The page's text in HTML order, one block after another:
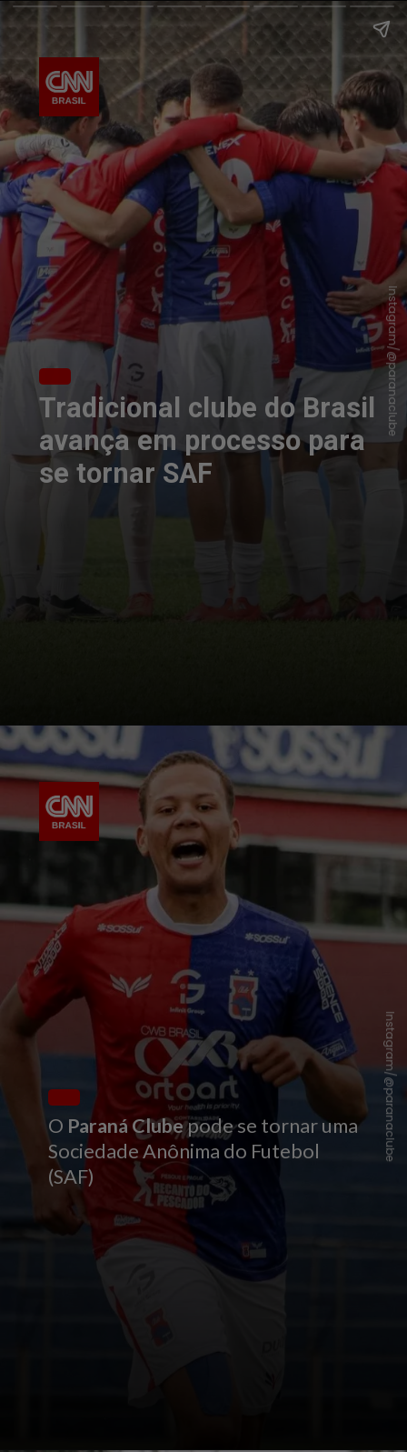
Tradicional clube do Brasil
avança em processo para
se tornar SAF
Instagram/@paranaclube
O Paraná Clubepode se tornar uma
Sociedade Anônima do Futebol
(SAF)
Instagram/@paranaclube